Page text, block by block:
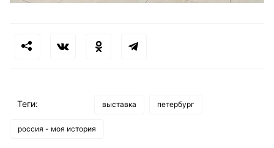
Теги: выставка петербург
россия - моя история